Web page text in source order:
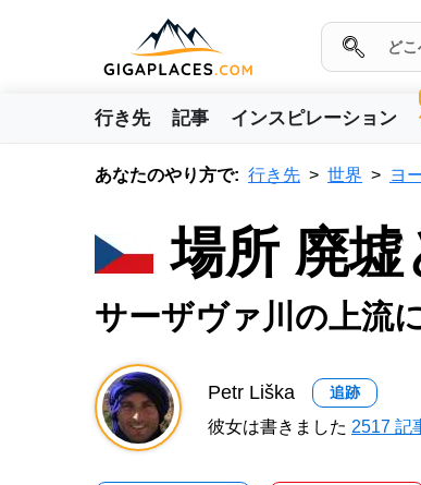
行き先 記事 インスピレーション
あなたのやり方で: 行き先 世界 ヨ
場所 廃
サーザヴァ川の上流
Petr Liška 追跡
彼女は書きました 2517 記